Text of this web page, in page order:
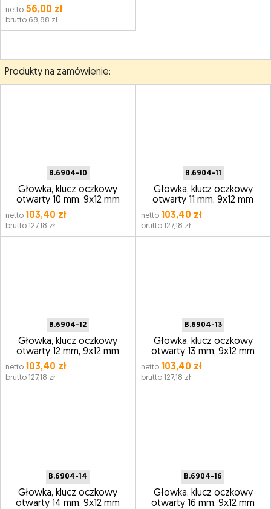
netto 56,00 zł
brutto 68,88 zł
Produkty na zamówienie:
B.6904-10
Głowka, klucz oczkowy
otwarty 10 mm, 9x12 mm
netto 103,40 zł
brutto 127,18 zł
B.6904-11
Głowka, klucz oczkowy
otwarty 11 mm, 9x12 mm
netto103,40 zł
brutto 127,18 zł
B.6904-12
Głowka, klucz oczkowy
otwarty 12 mm, 9x12 mm
netto 103,40 zł
brutto 127,18 zł
B.6904-13
Głowka, klucz oczkowy
otwarty 13 mm, 9x12 mm
netto103,40 zł
brutto 127,18 zł
B.6904-14
Głowka, klucz oczkowy
otwarty 14 mm, 9x12 mm
B.6904-16
Głowka, klucz oczkowy
otwarty 16 mm, 9x12 mm